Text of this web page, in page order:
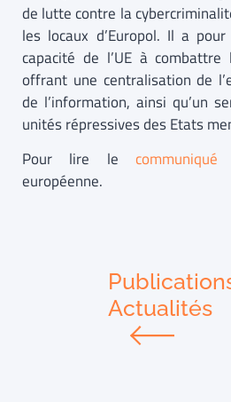
de lutte contre la
les locaux d’Europol. Il a
capacité de l’UE à
offrant une centralisation de
de l’information, ainsi qu’un
unités répressives des Etats
Pour lire le communiqué
européenne.
Actualités